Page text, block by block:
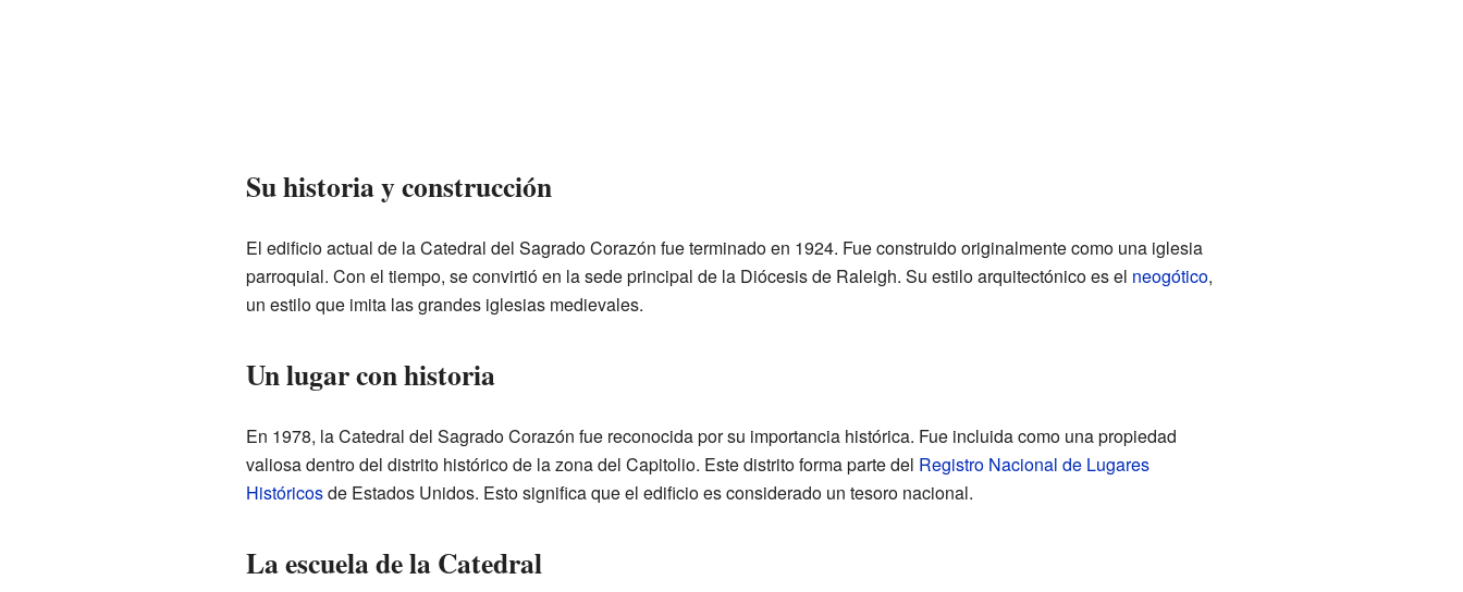
Su historia y construcción
El edificio actual de la Catedral del Sagrado Corazón fue terminado en 1924. Fue construido originalmente como una iglesia
parroquial. Con el tiempo, se convirtió en la sede principal de la Diócesis de Raleigh. Su estilo arquitectónico es el neogótico,
un estilo que imita las grandes iglesias medievales.
Un lugar con historia
En 1978, la Catedral del Sagrado Corazón fue reconocida por su importancia histórica. Fue incluida como una propiedad
valiosa dentro del distrito histórico de la zona del Capitolio. Este distrito forma parte del Registro Nacional de Lugares
Históricosde Estados Unidos. Esto significa que el edificio es considerado un tesoro nacional.
La escuela de la Catedral